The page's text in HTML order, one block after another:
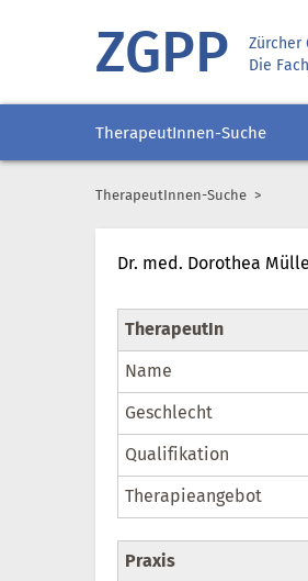
ZGPP
Die
TherapeutInnen-Suche
TherapeutInnen-Suche
Dr. med. Dorothea
TherapeutIn
Name
Geschlecht
Qualifikation
Therapieangebot
Praxis